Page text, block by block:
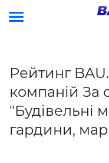
Рейтинг
компаній За
"Будівельні
гардини,